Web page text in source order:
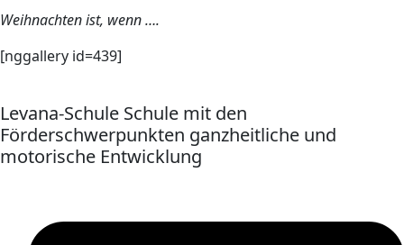
Weihnachten ist, wenn ….
[nggallery id=439]
Levana-Schule Schule mit den
Förderschwerpunkten ganzheitliche und
motorische Entwicklung